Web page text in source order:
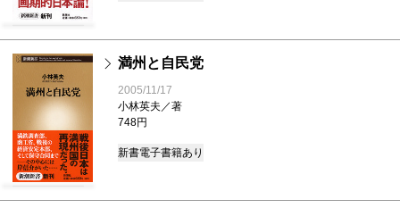
満州と自民党
2005/11/17
小林英夫／著
748円
新書電子書籍あり